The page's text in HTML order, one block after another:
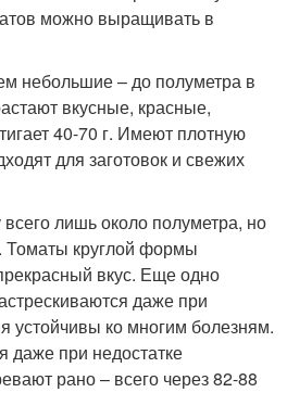
можно выращивать в
небольшие – до полуметра в
вкусные, красные,
40-70 г. Имеют плотную
для заготовок и свежих
лишь около полуметра, но
Томаты круглой формы
вкус. Еще одно
даже при
устойчивы ко многим болезням.
даже при недостатке
рано – всего через 82-88